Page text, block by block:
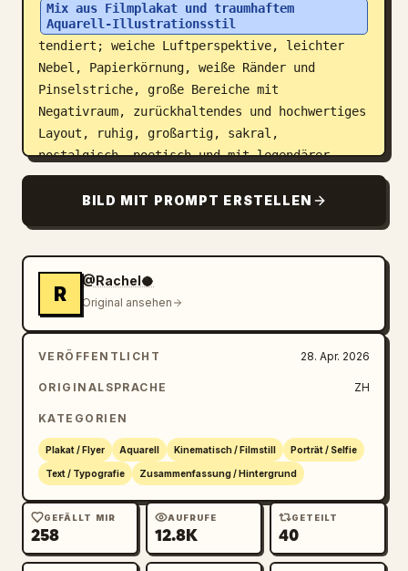
Mix aus Filmplakat und traumhaftem
Aquarell-Illustrationsstil
tendiert; weiche Luftperspektive, leichter
Nebel, Papierkörnung, weiße Ränder und
Pinselstriche, große Bereiche mit
Negativraum, zurückhaltendes und hochwertiges
Layout, ruhig, großartig, sakral,
nostalgisch, poetisch und mit legendärer
Ausstrahlung.
Thema verknüpft sein, um eine sofortige
Wiedererkennung zu gewährleisten, wobei
Unordnung, harte Collagen, Vorlagen-
Hintergründe oder billige Fantasy-Assets
jegliche Typografie.
BILD MIT PROMPT ERSTELLEN
R
@Rachel🥥
Original ansehen
VERÖFFENTLICHT 28. Apr. 2026
ORIGINALSPRACHE ZH
KATEGORIEN
Plakat / Flyer Aquarell Kinematisch / Filmstill Porträt / Selfie
Text / Typografie Zusammenfassung / Hintergrund
GEFÄLLT MIR
258
AUFRUFE
12.8K
GETEILT
40